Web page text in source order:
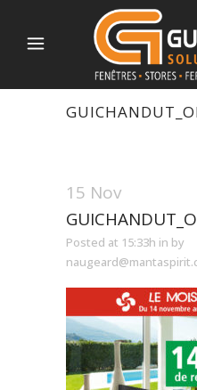
15 Nov
Posted at 15:33h in by